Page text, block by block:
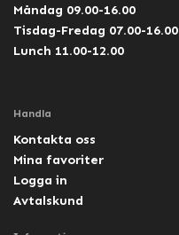
Måndag 09.00-16.00
Tisdag-Fredag 07.00-16.00
Lunch 11.00-12.00
Handla
Kontakta oss
Mina favoriter
Logga in
Avtalskund